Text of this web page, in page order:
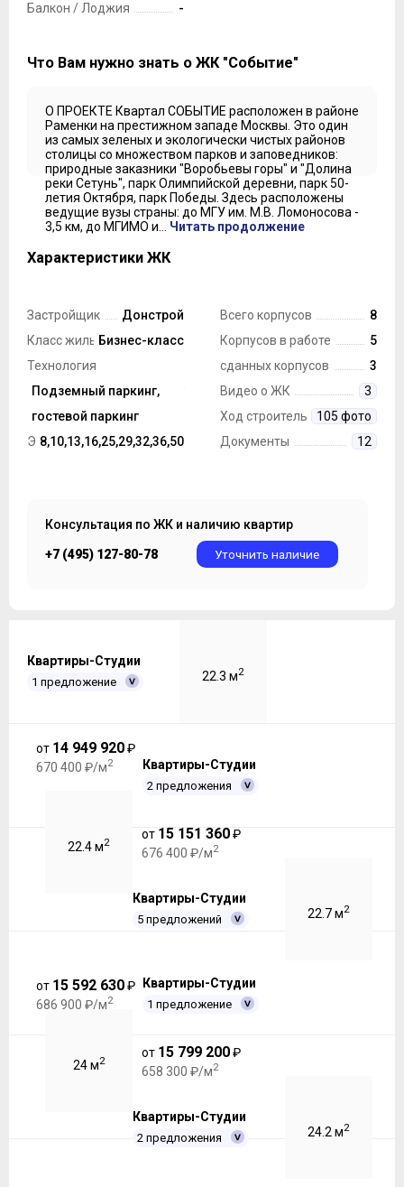
Балкон / Лоджия
-
Что Вам нужно знать о ЖК "Событие"
О ПРОЕКТЕ Квартал СОБЫТИЕ расположен в районе
Раменки на престижном западе Москвы. Это один
из самых зеленых и экологически чистых районов
столицы со множеством парков и заповедников:
природные заказники "Воробьевы горы" и "Долина
реки Сетунь", парк Олимпийской деревни, парк 50-
летия Октября, парк Победы. Здесь расположены
ведущие вузы страны: до МГУ им. М.В. Ломоносова -
3,5 км, до МГИМО и... Читать продолжение
Характеристики ЖК
Застройщик
Донстрой
Класс жильяБизнес-класс
Технология
строительства
Монолит
Парковка
Подземный паркинг,
гостевой паркинг
Этажность ЖК
8,10,13,16,25,29,32,36,50
Всего корпусов
8
Корпусов в работе
5
сданных корпусов
3
Видео о ЖК
3
Ход строительства105 фото
Документы
12
Консультация по ЖК и наличию квартир
+7 (495) 127-80-78 Уточнить наличие
Квартиры-Студии
1 предложение 22.3 м2
от 14 949 920₽
670 400 ₽/м2 Квартиры-Студии
2 предложения
22.4 м2
от 15 151 360₽
676 400 ₽/м2
Квартиры-Студии
5 предложений 22.7 м2
от 15 592 630₽
686 900 ₽/м2
Квартиры-Студии
1 предложение
24 м2
от 15 799 200₽
658 300 ₽/м2
Квартиры-Студии
2 предложения 24.2 м2